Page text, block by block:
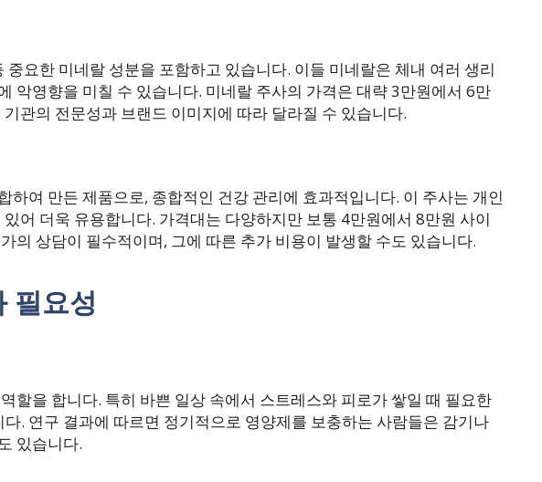
요한 미네랄 성분을 포함하고 있습니다. 이들 미네랄은 체내 여러 생리
악영향을 미칠 수 있습니다. 미네랄 주사의 가격은 대략 3만원에서 6만
관의 전문성과 브랜드 이미지에 따라 달라질 수 있습니다.
하여 만든 제품으로, 종합적인 건강 관리에 효과적입니다. 이 주사는 개인
어 더욱 유용합니다. 가격대는 다양하지만 보통 4만원에서 8만원 사이
의 상담이 필수적이며, 그에 따른 추가 비용이 발생할 수도 있습니다.
필요성
할을 합니다. 특히 바쁜 일상 속에서 스트레스와 피로가 쌓일 때 필요한
. 연구 결과에 따르면 정기적으로 영양제를 보충하는 사람들은 감기나
있습니다.